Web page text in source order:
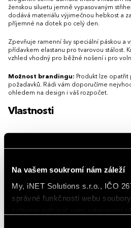
Na vašem soukromí nám záleží
My, iNET Solutions s.r.o., IČO
správné funkčnosti webu
ženskou siluetu jemně vypasovaným
dodává materiálu výjimečnou hebkost a
příjemné na dotek po celý den.
Zpevňuje ramenní švy speciální páskou a
přídavkem elastanu pro tvarovou stálost.
vzhled vhodný pro běžné nošení i pro
Možnost brandingu: Produkt lze opatřit
požadavků. Rádi vám doporučíme
ohledem na design i váš rozpočet.
Vlastnosti
Rukávy Krátký
Střih/Styl Loose